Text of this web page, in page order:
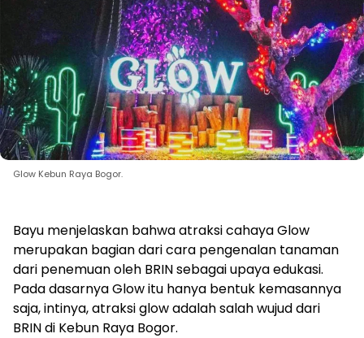
Glow Kebun Raya Bogor.
Bayu menjelaskan bahwa atraksi cahaya Glow
merupakan bagian dari cara pengenalan tanaman
dari penemuan oleh BRIN sebagai upaya edukasi.
Pada dasarnya Glow itu hanya bentuk kemasannya
saja, intinya, atraksi glow adalah salah wujud dari
BRIN di Kebun Raya Bogor.